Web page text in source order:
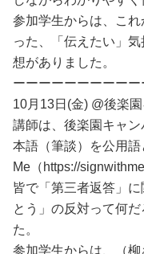
参加学生からは、こ
った、「伝えたい」
想がありました。
ーーーーーーーーー
10月13日(金) @後楽
講師は、後楽園キャ
本語（筆談）を公用
Me（https://
皆で「第三者返答」
とう」の反対って何
た。
参加学生からは、（